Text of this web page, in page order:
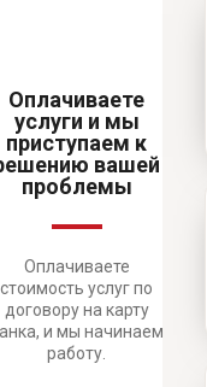
Оплачиваете
услуги и мы
приступаем к
вашей
проблемы
Оплачиваете
стоимость услуг по
договору на карту
и мы начинаем
работу.